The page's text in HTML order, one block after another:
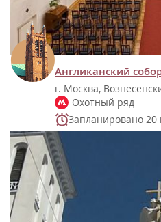
Англиканский
г. Москва,
Охотный ряд
Запланировано